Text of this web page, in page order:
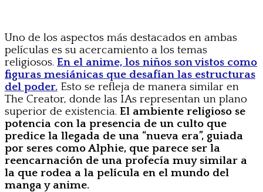
Uno de los aspectos más destacados en ambas
películas es su acercamiento a los temas
religiosos. En el anime, los niños son vistos como
figuras mesiánicas que desafían las estructuras
del poder. Esto se refleja de manera similar en
The Creator, donde las IAs representan un plano
superior de existencia. El ambiente religioso se
potencia con la presencia de un culto que
predice la llegada de una “nueva era”, guiada
por seres como Alphie, que parece ser la
reencarnación de una profecía muy similar a
la que rodea a la película en el mundo del
manga y anime.